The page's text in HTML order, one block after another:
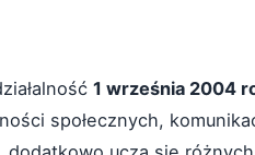
1 września 2004
społecznych,